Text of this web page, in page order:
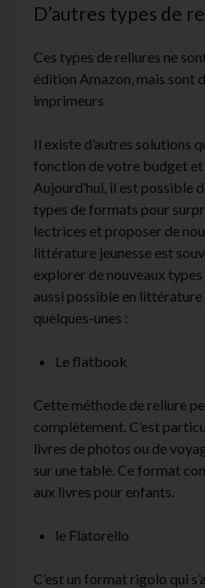
D’autres types de
Ces types de reliures ne
édition Amazon, mais sont
imprimeurs
Il existe d’autres solutions
fonction de votre budget et
Aujourd’hui, il est possible
types de formats pour
lectrices et proposer de
littérature jeunesse est
explorer de nouveaux types
aussi possible en littérature
quelques-unes :
Le flatbook
Cette méthode de reliure
complètement. C’est
livres de photos ou de
sur une table. Ce format
aux livres pour enfants.
le Flatorello
C’est un format rigolo qui